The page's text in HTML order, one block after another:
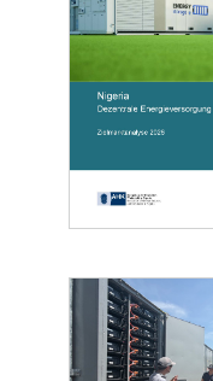
Öffnet Einzelsicht